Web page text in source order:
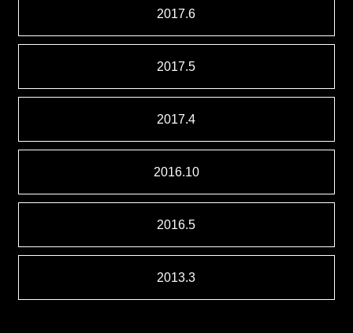
2017.6
2017.5
2017.4
2016.10
2016.5
2013.3